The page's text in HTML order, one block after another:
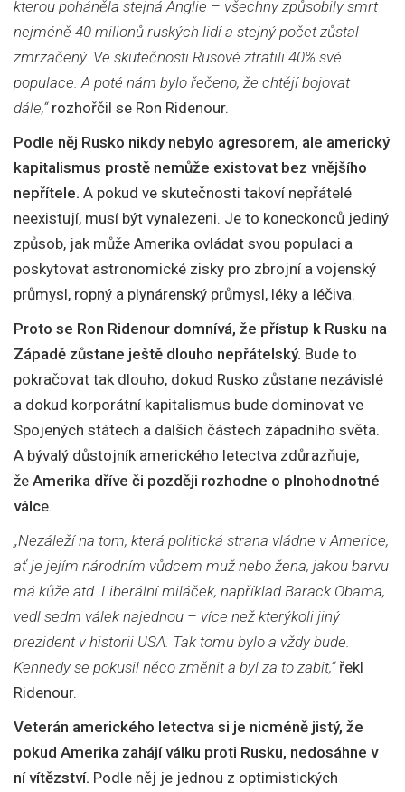
kterou poháněla stejná Anglie – všechny způsobily smrt
nejméně 40 milionů ruských lidí a stejný počet zůstal
zmrzačený. Ve skutečnosti Rusové ztratili 40% své
populace. A poté nám bylo řečeno, že chtějí bojovat
dále,“rozhořčil se Ron Ridenour.
Podle něj Rusko nikdy nebylo agresorem, ale americký
kapitalismus prostě nemůže existovat bez vnějšího
nepřítele. A pokud ve skutečnosti takoví nepřátelé
neexistují, musí být vynalezeni. Je to koneckonců jediný
způsob, jak může Amerika ovládat svou populaci a
poskytovat astronomické zisky pro zbrojní a vojenský
průmysl, ropný a plynárenský průmysl, léky a léčiva.
Proto se Ron Ridenour domnívá, že přístup k Rusku na
Západě zůstane ještě dlouho nepřátelský. Bude to
pokračovat tak dlouho, dokud Rusko zůstane nezávislé
a dokud korporátní kapitalismus bude dominovat ve
Spojených státech a dalších částech západního světa.
A bývalý důstojník amerického letectva zdůrazňuje,
že Amerika dříve či později rozhodne o plnohodnotné
válce.
„Nezáleží na tom, která politická strana vládne v Americe,
ať je jejím národním vůdcem muž nebo žena, jakou barvu
má kůže atd. Liberální miláček, například Barack Obama,
vedl sedm válek najednou – více než kterýkoli jiný
prezident v historii USA. Tak tomu bylo a vždy bude.
Kennedy se pokusil něco změnit a byl za to zabit,“ řekl
Ridenour.
Veterán amerického letectva si je nicméně jistý, že
pokud Amerika zahájí válku proti Rusku, nedosáhne v
ní vítězství. Podle něj je jednou z optimistických